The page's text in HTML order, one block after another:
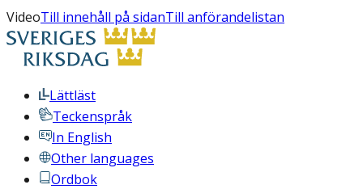
VideoTill innehåll på sidanTill anförandelistan
Lättläst
Teckenspråk
In English
Other languages
Ordbok